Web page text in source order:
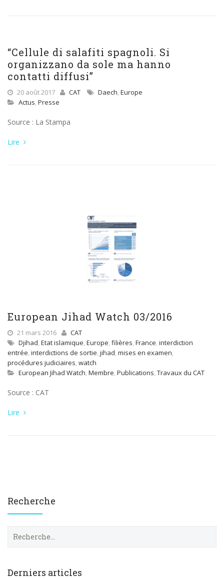
“Cellule di salafiti spagnoli. Si
organizzano da sole ma hanno
contatti diffusi”
20 août 2017 CAT Daech, Europe
Actus, Presse
Source : La Stampa
Lire
European Jihad Watch 03/2016
21 mars 2016
CAT
Djihad, Etat islamique, Europe, filières, France, interdiction
entrée, interdictions de sortie, jihad, mises en examen,
procédures judiciaires, watch
European Jihad Watch, Membre, Publications, Travaux du CAT
Source : CAT
Lire
Recherche
e
Derniers articles